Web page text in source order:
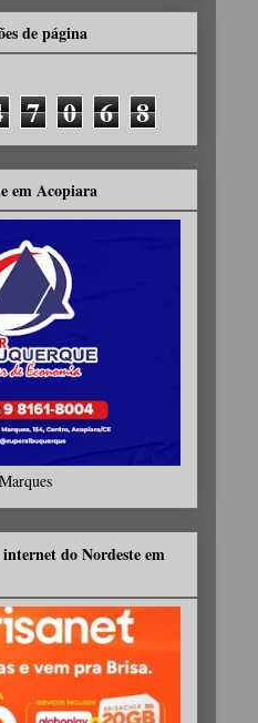
de página
7 0 6 8
em Acopiara
do Nordeste em